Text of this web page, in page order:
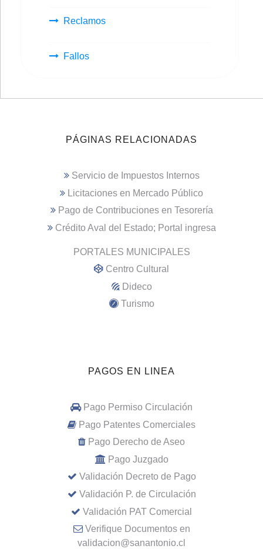
Reclamos
Fallos
PÁGINAS RELACIONADAS
Servicio de Impuestos Internos
Licitaciones en Mercado Público
Pago de Contribuciones en Tesorería
Crédito Aval del Estado; Portal ingresa
PORTALES MUNICIPALES
Centro Cultural
Dideco
Turismo
PAGOS EN LINEA
Pago Permiso Circulación
Pago Patentes Comerciales
Pago Derecho de Aseo
Pago Juzgado
Validación Decreto de Pago
Validación P. de Circulación
Validación PAT Comercial
Verifique Documentos en
validacion@sanantonio.cl